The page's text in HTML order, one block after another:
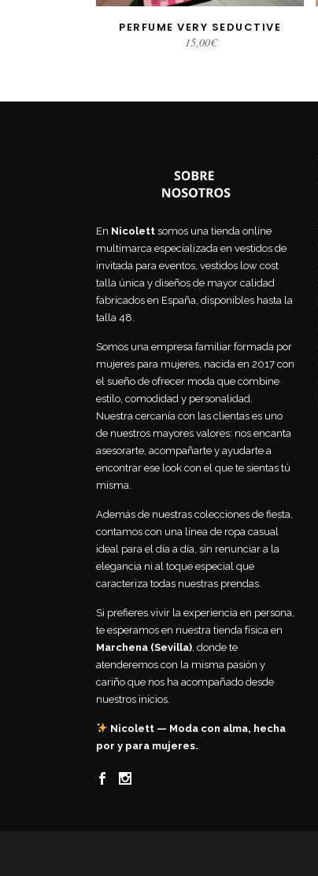
AÑADIR AL CARRITO
PERFUME VERY SEDUCTIVE
15,00€
En Nicolett somos una tienda online
multimarca especializada en vestidos de
invitada para eventos, vestidos low cost
talla única y diseños de mayor calidad
fabricados en España, disponibles hasta la
talla 48.
Somos una empresa familiar formada por
mujeres para mujeres, nacida en 2017 con
el sueño de ofrecer moda que combine
estilo, comodidad y personalidad.
Nuestra cercanía con las clientas es uno
de nuestros mayores valores: nos encanta
asesorarte, acompañarte y ayudarte a
encontrar ese look con el que te sientas tú
misma.
Además de nuestras colecciones de fiesta,
contamos con una línea de ropa casual
ideal para el día a día, sin renunciar a la
elegancia ni al toque especial que
caracteriza todas nuestras prendas.
Si prefieres vivir la experiencia en persona,
te esperamos en nuestra tienda física en
Marchena (Sevilla) , donde te
atenderemos con la misma pasión y
cariño que nos ha acompañado desde
nuestros inicios.
Nicolett — Moda con alma, hecha
por y para mujeres.